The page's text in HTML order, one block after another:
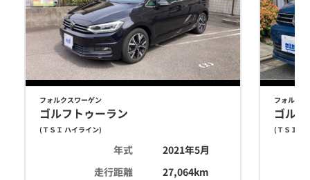
フォルクスワーゲン
ゴルフトゥーラン
(ＴＳＩ ハイライン)
年式
2021年5月
走行距離
27,064km
フォルク
ゴル
(ＴＳＩ ハ